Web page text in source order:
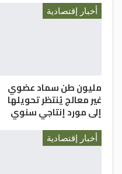
أخبار إقتصادية
مليون طن سماد عضوي
غير معالج يُنتظر تحويلها
إلى مورد إنتاجي سنوي
أخبار إقتصادية